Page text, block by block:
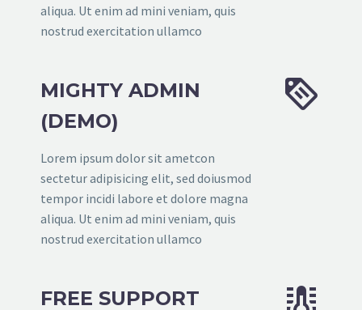
aliqua. Ut enim ad mini veniam, quis
nostrud exercitation ullamco
MIGHTY ADMIN
(DEMO)
Lorem ipsum dolor sit ametcon
sectetur adipisicing elit, sed doiusmod
tempor incidi labore et dolore magna
aliqua. Ut enim ad mini veniam, quis
nostrud exercitation ullamco


FREE SUPPORT

